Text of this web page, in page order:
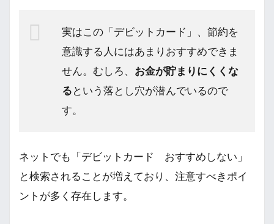
実はこの「デビットカード」、節約を
意識する人にはあまりおすすめできま
せん。むしろ、 お金が貯まりにくくな
る という落とし穴が潜んでいるので
す。
ネットでも「デビットカード おすすめしない」
と検索されることが増えており、注意すべきポイ
ントが多く存在します。